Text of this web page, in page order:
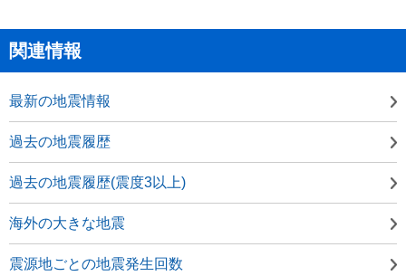
関連情報
最新の地震情報
過去の地震履歴
過去の地震履歴(震度3以上)
海外の大きな地震
震源地ごとの地震発生回数